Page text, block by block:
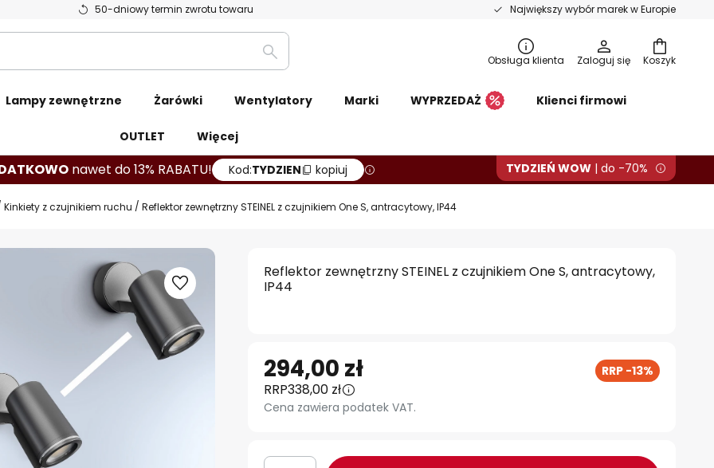
50-dniowy termin zwrotu towaru Największy wybór marek w Europie
Koszyk
Szukaj
Obsługa klienta Zaloguj się
Lampy zewnętrzne Żarówki Wentylatory Marki WYPRZEDAŻ Klienci firmowi
OUTLET Więcej
nawet do 13% RABATU! Kod:TYDZIEN kopiuj TYDZIEŃ WOW | do -70%
Kinkiety z czujnikiem ruchu Reflektor zewnętrzny STEINEL z czujnikiem One S, antracytowy, IP44
Reflektor zewnętrzny STEINEL z czujnikiem One S, antracytowy,
IP44
294,00 zł RRP -13%
RRP338,00 zł
Cena zawiera podatek VAT.